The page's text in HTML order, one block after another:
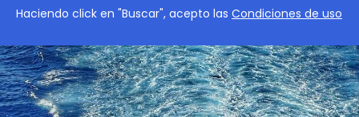
Haciendo click en "Buscar", acepto las Condiciones de uso